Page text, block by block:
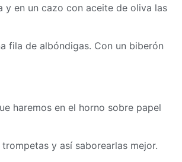
y en un cazo con aceite de oliva las
fila de albóndigas. Con un biberón
haremos en el horno sobre papel
y así saborearlas mejor.